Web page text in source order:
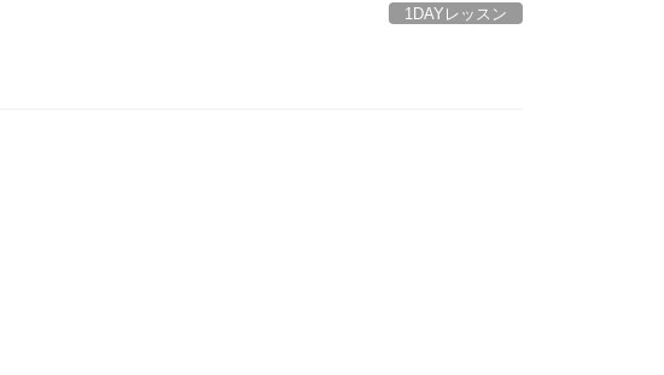
1DAYレッスン